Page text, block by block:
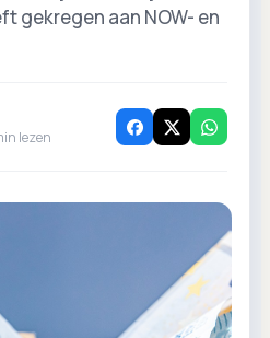
gekregen aan NOW- en
lezen